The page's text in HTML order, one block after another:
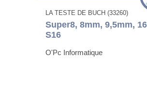
LA TESTE DE BUCH (33260)
Super8, 8mm, 9,5mm,
S16
O'Pc Informatique